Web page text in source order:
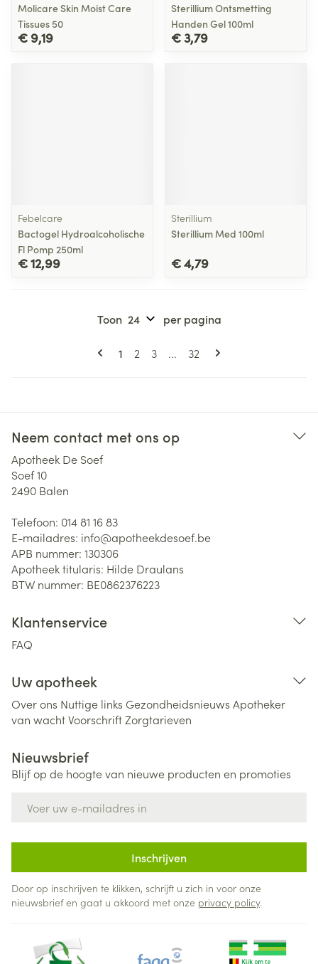
Molicare Skin Moist Care
Tissues 50
€ 9,19
Sterillium Ontsmetting
Handen Gel 100ml
€ 3,79
Febelcare
Bactogel Hydroalcoholische
Fl Pomp 250ml
€ 12,99
Sterillium
Sterillium Med 100ml
€ 4,79
Pagina's
U lees momenteel pagina
1 Pagina
2 Pagina
3 ... Pagina
32
Toon per pagina
Neem contact met ons op
Apotheek De Soef
Soef 10
2490 Balen
Telefoon: 014 81 16 83
E-mailadres: info@apotheekdesoef.be
APB nummer: 130306
Apotheek titularis: Hilde Draulans
BTW nummer: BE0862376223
Klantenservice
FAQ
Uw apotheek
Over ons Nuttige links Gezondheidsnieuws Apotheker
van wachtVoorschriftZorgtarieven
Nieuwsbrief
Blijf op de hoogte van nieuwe producten en promoties
Inschrijven
Door op inschrijven te klikken, schrijft u zich in voor onze
nieuwsbrief en gaat u akkoord met onze privacy policy.